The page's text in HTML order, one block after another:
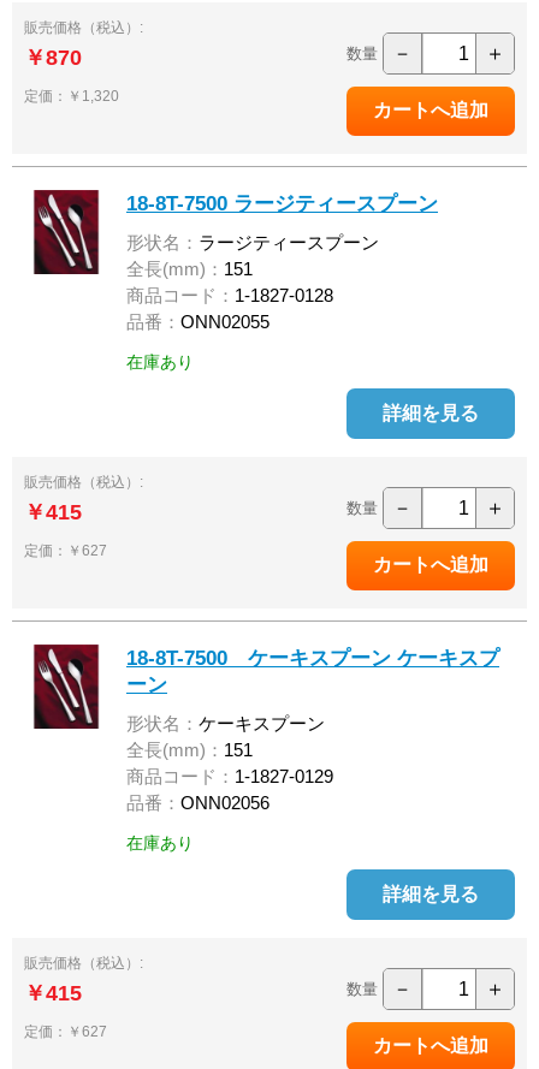
販売価格（税込）:
￥870
定価：￥1,320
数量 － ＋
18-8T-7500 ラージティースプーン
形状名： ラージティースプーン
全長(mm)： 151
商品コード： 1-1827-0128
品番： ONN02055
在庫あり
詳細を見る
販売価格（税込）:
￥415
定価：￥627
数量 － ＋
18-8T-7500 ケーキスプーン ケーキスプ
ーン
形状名： ケーキスプーン
全長(mm)： 151
商品コード： 1-1827-0129
品番： ONN02056
在庫あり
詳細を見る
販売価格（税込）:
￥415
定価：￥627
数量 － ＋